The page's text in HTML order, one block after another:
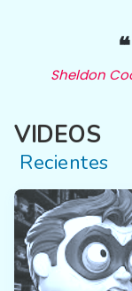
Sheldon
VIDEOS
Recientes